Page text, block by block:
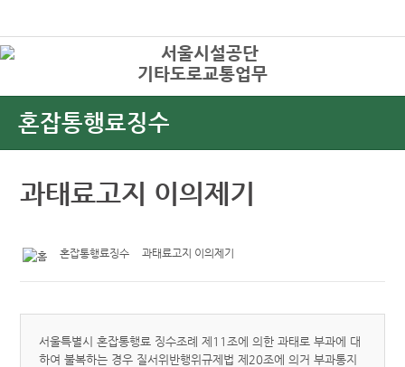
기타도로교통업무
혼잡통행료징수
과태료고지 이의제기
혼잡통행료징수 과태료고지 이의제기
서울특별시 혼잡통행료 징수조례 제11조에 의한 과태로 부과에 대
하여 불복하는 경우 질서위반행위규제법 제20조에 의거 부과통지